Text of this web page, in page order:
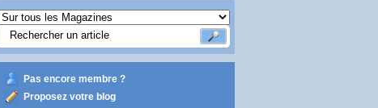
Pas encore membre ?
Proposez votre blog